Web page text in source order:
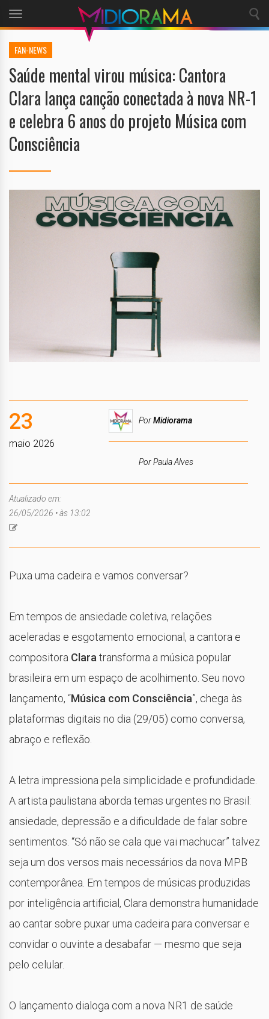
Toggle
navigation
FAN-NEWS
Saúde mental virou música: Cantora
Clara lança canção conectada à nova NR-1
e celebra 6 anos do projeto Música com
Consciência
23
maio 2026
PorMidiorama
Por Paula Alves
Atualizado em:
26/05/2026 • às 13:02
Puxa uma cadeira e vamos conversar?
Em tempos de ansiedade coletiva, relações
aceleradas e esgotamento emocional, a cantora e
compositora Claratransforma a música popular
brasileira em um espaço de acolhimento. Seu novo
lançamento, “Música com Consciência”, chega às
plataformas digitais no dia (29/05) como conversa,
abraço e reflexão.
A letra impressiona pela simplicidade e profundidade.
A artista paulistana aborda temas urgentes no Brasil:
ansiedade, depressão e a dificuldade de falar sobre
sentimentos. “Só não se cala que vai machucar” talvez
seja um dos versos mais necessários da nova MPB
contemporânea. Em tempos de músicas produzidas
por inteligência artificial, Clara demonstra humanidade
ao cantar sobre puxar uma cadeira para conversar e
convidar o ouvinte a desabafar — mesmo que seja
pelo celular.
O lançamento dialoga com a nova NR1 de saúde